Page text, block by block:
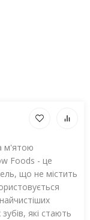
м'ятою
Foods - це
що не містить
які стають